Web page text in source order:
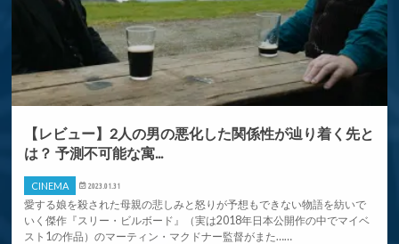
【レビュー】2人の男の悪化した関係性が辿り着く先と
は？ 予測不可能な寓...
CINEMA 2023.01.31
愛する娘を殺された母親の悲しみと怒りが予想もできない物語を紡いで
いく傑作『スリー・ビルボード』（実は2018年日本公開作の中でマイベ
スト1の作品）のマーティン・マクドナー監督がまた……